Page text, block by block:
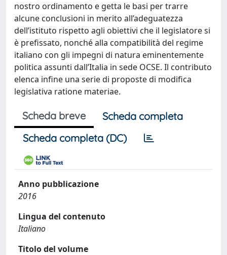
nostro ordinamento e getta le basi per trarre
alcune conclusioni in merito all’adeguatezza
dell’istituto rispetto agli obiettivi che il legislatore si
è prefissato, nonché alla compatibilità del regime
italiano con gli impegni di natura eminentemente
politica assunti dall’Italia in sede OCSE. Il contributo
elenca infine una serie di proposte di modifica
legislativa ratione materiae.
Scheda breve
Scheda completa
Scheda completa (DC)
Anno pubblicazione
2016
Lingua del contenuto
Italiano
Titolo del volume